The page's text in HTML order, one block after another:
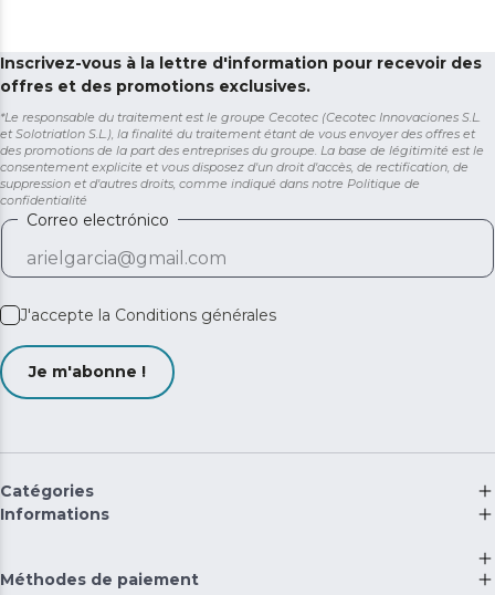
Inscrivez-vous à la lettre d'information pour recevoir des
offres et des promotions exclusives.
*Le responsable du traitement est le groupe Cecotec (Cecotec Innovaciones S.L.
et Solotriatlon S.L.), la finalité du traitement étant de vous envoyer des offres et
des promotions de la part des entreprises du groupe. La base de légitimité est le
consentement explicite et vous disposez d'un droit d'accès, de rectification, de
suppression et d'autres droits, comme indiqué dans notre Politique de
confidentialité
Correo electrónico
J'accepte la Conditions générales
Je m'abonne !
Catégories
Informations
Méthodes de paiement